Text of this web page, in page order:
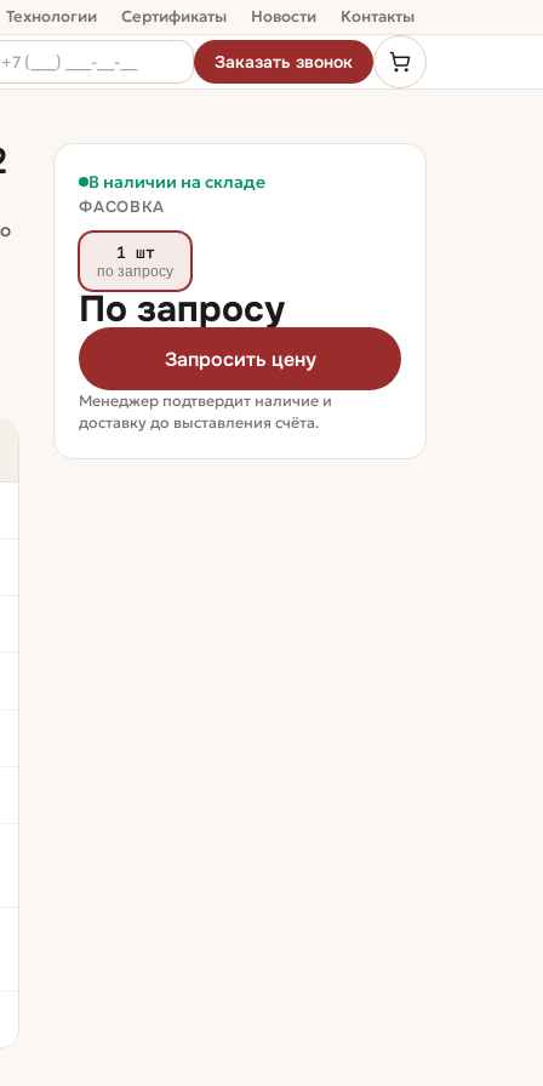
Технологии Сертификаты Новости Контакты
Заказать звонок
В наличии на складе
ФАСОВКА
1 шт
по запросу
По запросу
Запросить цену
Менеджер подтвердит наличие и
доставку до выставления счёта.